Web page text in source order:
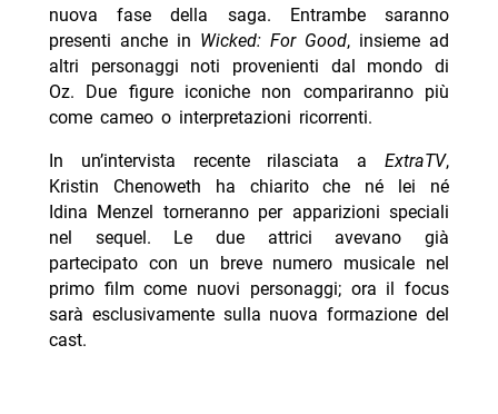
nuova fase della saga. Entrambe saranno
presenti anche in Wicked: For Good, insieme ad
altri personaggi noti provenienti dal mondo di
Oz. Due figure iconiche non compariranno più
come cameo o interpretazioni ricorrenti.
In un’intervista recente rilasciata aExtraTV,
Kristin Chenoweth ha chiarito che né lei né
Idina Menzel torneranno per apparizioni speciali
nel sequel. Le due attrici avevano già
partecipato con un breve numero musicale nel
primo film come nuovi personaggi; ora il focus
sarà esclusivamente sulla nuova formazione del
cast.